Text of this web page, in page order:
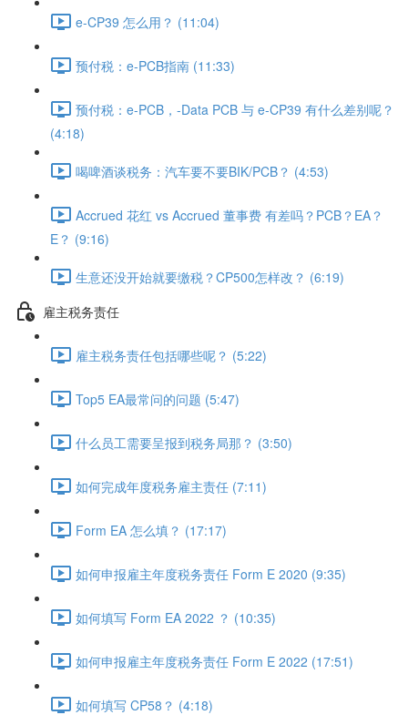
e-CP39 怎么用？ (11:04)
预付税：e-PCB指南 (11:33)
预付税：e-PCB，-Data PCB 与 e-CP39 有什么差别呢？
(4:18)
喝啤酒谈税务：汽车要不要BIK/PCB？ (4:53)
Accrued 花红 vs Accrued 董事费 有差吗？PCB？EA？
E？ (9:16)
生意还没开始就要缴税？CP500怎样改？ (6:19)
雇主税务责任
雇主税务责任包括哪些呢？ (5:22)
Top5 EA最常问的问题 (5:47)
什么员工需要呈报到税务局那？ (3:50)
如何完成年度税务雇主责任 (7:11)
Form EA 怎么填？ (17:17)
如何申报雇主年度税务责任 Form E 2020 (9:35)
如何填写 Form EA 2022 ？ (10:35)
如何申报雇主年度税务责任 Form E 2022 (17:51)
如何填写 CP58？ (4:18)